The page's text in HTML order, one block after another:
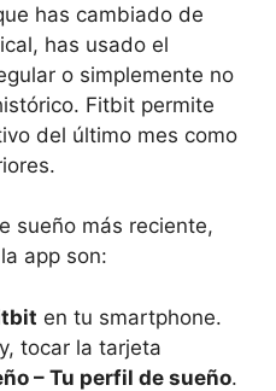
has cambiado de
has usado el
o simplemente no
Fitbit permite
del último mes como
sueño más reciente,
app son:
en tu smartphone.
tocar la tarjeta
– Tu perfil de sueño.